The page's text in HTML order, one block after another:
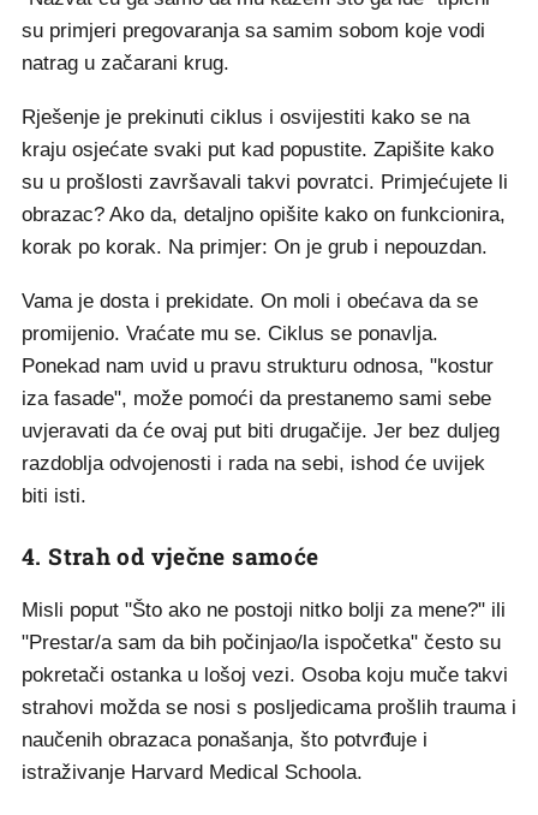
su primjeri pregovaranja sa samim sobom koje vodi
natrag u začarani krug.
Rješenje je prekinuti ciklus i osvijestiti kako se na
kraju osjećate svaki put kad popustite. Zapišite kako
su u prošlosti završavali takvi povratci. Primjećujete li
obrazac? Ako da, detaljno opišite kako on funkcionira,
korak po korak. Na primjer: On je grub i nepouzdan.
Vama je dosta i prekidate. On moli i obećava da se
promijenio. Vraćate mu se. Ciklus se ponavlja.
Ponekad nam uvid u pravu strukturu odnosa, "kostur
iza fasade", može pomoći da prestanemo sami sebe
uvjeravati da će ovaj put biti drugačije. Jer bez duljeg
razdoblja odvojenosti i rada na sebi, ishod će uvijek
biti isti.
4. Strah od vječne samoće
Misli poput "Što ako ne postoji nitko bolji za mene?" ili
"Prestar/a sam da bih počinjao/la ispočetka" često su
pokretači ostanka u lošoj vezi. Osoba koju muče takvi
strahovi možda se nosi s posljedicama prošlih trauma i
naučenih obrazaca ponašanja, što potvrđuje i
istraživanje Harvard Medical Schoola.